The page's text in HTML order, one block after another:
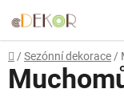
na
obsah
Domů
/ Sezónní dekorace /